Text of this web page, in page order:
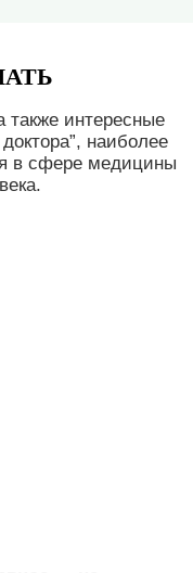
также интересные
наиболее
в сфере медицины